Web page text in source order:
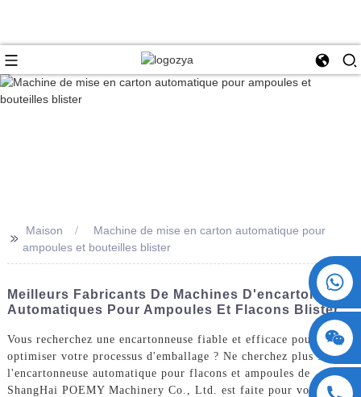
>>
Maison
Machine de mise en carton automatique pour
ampoules et bouteilles blister
Meilleurs Fabricants De Machines D'encartonnage
Automatiques Pour Ampoules Et Flacons Blister
Vous recherchez une encartonneuse fiable et efficace pour
optimiser votre processus d'emballage ? Ne cherchez plus :
l'encartonneuse automatique pour flacons et ampoules de
ShangHai POEMY Machinery Co., Ltd. est faite pour vous.